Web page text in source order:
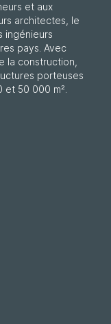
et aux
architectes, le
ingénieurs
pays. Avec
la construction,
porteuses
50 000 m².